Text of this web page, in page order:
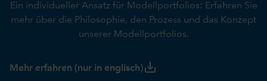
Ein individueller Ansatz für Modellportfolios: Erfahren Sie
mehr über die Philosophie, den Prozess und das Konzept
unserer Modellportfolios.
Mehr erfahren (nur in englisch)save_alt